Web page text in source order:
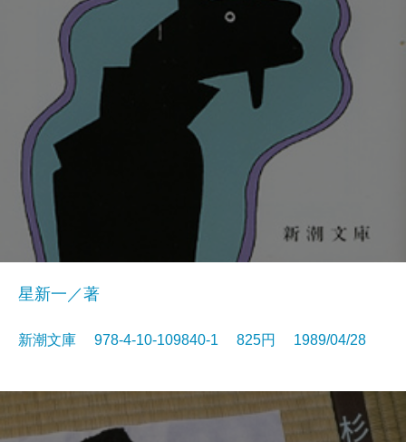
星新一／著
新潮文庫 978-4-10-109840-1 825円 1989/04/28